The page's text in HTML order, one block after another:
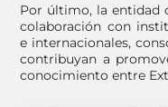
Por último, la entidad
colaboración con
e internacionales,
contribuyan a
conocimiento entre